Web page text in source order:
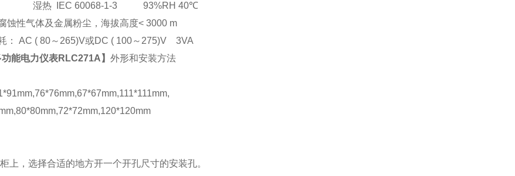
湿热 IEC 60068-1-3 93%RH 40℃
蚀性气体及金属粉尘，海拔高度< 3000 m
： AC ( 80～265)V或DC ( 100～275)V 3VA
功能电力仪表RLC271A 】 外形和安装方法
上，选择合适的地方开一个开孔尺寸的安装孔。